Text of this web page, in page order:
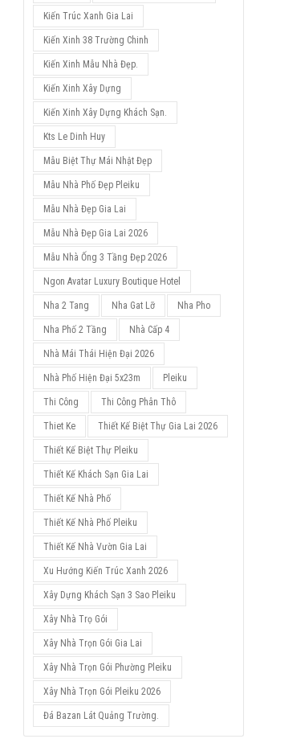
Kiến Trúc Xanh Gia Lai
Kiến Xinh 38 Trường Chinh
Kiến Xinh Mẫu Nhà Đẹp.
Kiến Xinh Xây Dựng
Kiến Xinh Xây Dựng Khách Sạn.
Kts Le Dinh Huy
Mẫu Biệt Thự Mái Nhật Đẹp
Mẫu Nhà Phố Đẹp Pleiku
Mẫu Nhà Đẹp Gia Lai
Mẫu Nhà Đẹp Gia Lai 2026
Mẫu Nhà Ống 3 Tầng Đẹp 2026
Ngon Avatar Luxury Boutique Hotel
Nha 2 Tang Nha Gat Lỡ Nha Pho
Nha Phố 2 Tầng Nhà Cấp 4
Nhà Mái Thái Hiện Đại 2026
Nhà Phố Hiện Đại 5x23m Pleiku
Thi Công Thi Công Phân Thô
Thiet Ke Thiết Kế Biệt Thự Gia Lai 2026
Thiết Kế Biệt Thự Pleiku
Thiết Kế Khách Sạn Gia Lai
Thiết Kế Nhà Phố
Thiết Kế Nhà Phố Pleiku
Thiết Kế Nhà Vườn Gia Lai
Xu Hướng Kiến Trúc Xanh 2026
Xây Dựng Khách Sạn 3 Sao Pleiku
Xây Nhà Trọ Gói
Xây Nhà Trọn Gói Gia Lai
Xây Nhà Trọn Gói Phường Pleiku
Xây Nhà Trọn Gói Pleiku 2026
Đá Bazan Lát Quảng Trường.